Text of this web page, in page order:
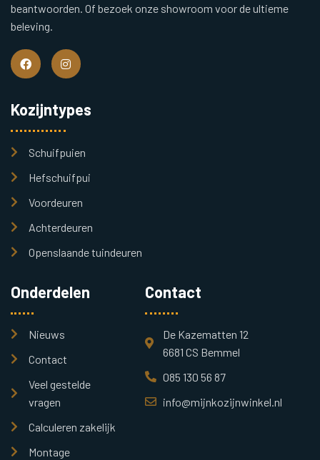
beantwoorden. Of bezoek onze showroom voor de ultieme
beleving.
Kozijntypes
Schuifpuien
Hefschuifpui
Voordeuren
Achterdeuren
Openslaande tuindeuren
Onderdelen
Nieuws
Contact
Veel gestelde
vragen
Calculeren zakelijk
Montage
Contact
De Kazematten 12
6681 CS Bemmel
085 130 56 87
info@mijnkozijnwinkel.nl